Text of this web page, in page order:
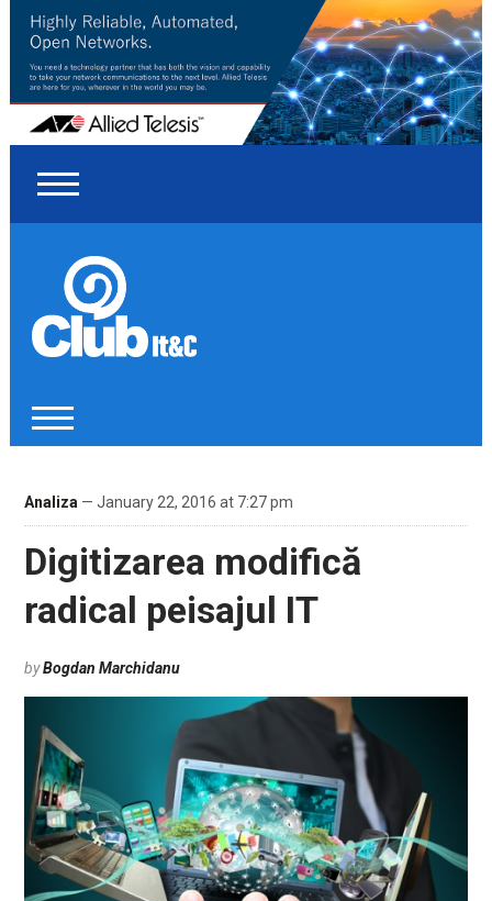
Analiza— January 22, 2016 at 7:27 pm
Digitizarea modifică
radical peisajul IT
byBogdan Marchidanu